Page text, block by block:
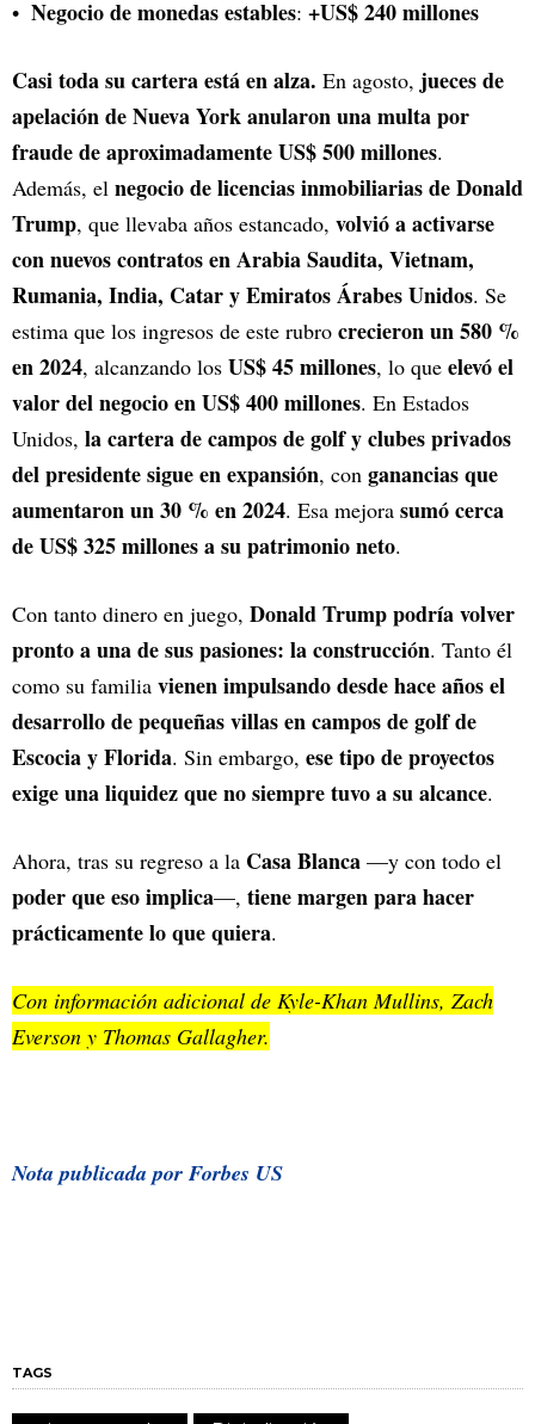
Negocio de monedas estables: +US$ 240 millones
Casi toda su cartera está en alza. En agosto, jueces de
apelación de Nueva York anularon una multa por
fraude de aproximadamente US$ 500 millones.
Además, el negocio de licencias inmobiliarias de Donald
Trump, que llevaba años estancado, volvió a activarse
con nuevos contratos en Arabia Saudita, Vietnam,
Rumania, India, Catar y Emiratos Árabes Unidos. Se
estima que los ingresos de este rubro crecieron un 580 %
en 2024, alcanzando los US$ 45 millones, lo que elevó el
valor del negocio en US$ 400 millones. En Estados
Unidos, la cartera de campos de golf y clubes privados
del presidente sigue en expansión, con ganancias que
aumentaron un 30 % en 2024. Esa mejora sumó cerca
de US$ 325 millones a su patrimonio neto.
Con tanto dinero en juego, Donald Trump podría volver
pronto a una de sus pasiones: la construcción. Tanto él
como su familia vienen impulsando desde hace años el
desarrollo de pequeñas villas en campos de golf de
Escocia y Florida. Sin embargo, ese tipo de proyectos
exige una liquidez que no siempre tuvo a su alcance.
Ahora, tras su regreso a la Casa Blanca —y con todo el
poder que eso implica—, tiene margen para hacer
prácticamente lo que quiera.
Con información adicional de Kyle-Khan Mullins, Zach
Everson y Thomas Gallagher.
Nota publicada por Forbes US
TAGS